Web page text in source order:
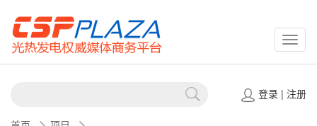
登录| 注册